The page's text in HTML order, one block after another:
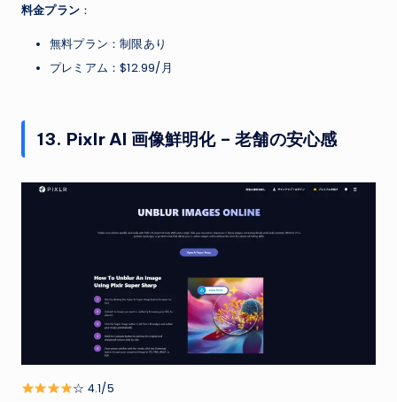
料金プラン ：
無料プラン：制限あり
プレミアム：$12.99/月
13. Pixlr AI 画像鮮明化 – 老舗の安心感
☆ 4.1/5